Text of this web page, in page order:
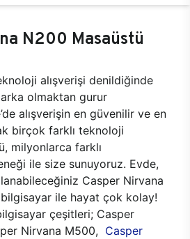
N200 Masaüstü
alışverişi denildiğinde
olmaktan gurur
alışverişin en güvenilir ve en
birçok farklı teknoloji
milyonlarca farklı
ile size sunuyoruz. Evde,
Casper Nirvana
ile hayat çok kolay!
çeşitleri; Casper
Nirvana M500, Casper